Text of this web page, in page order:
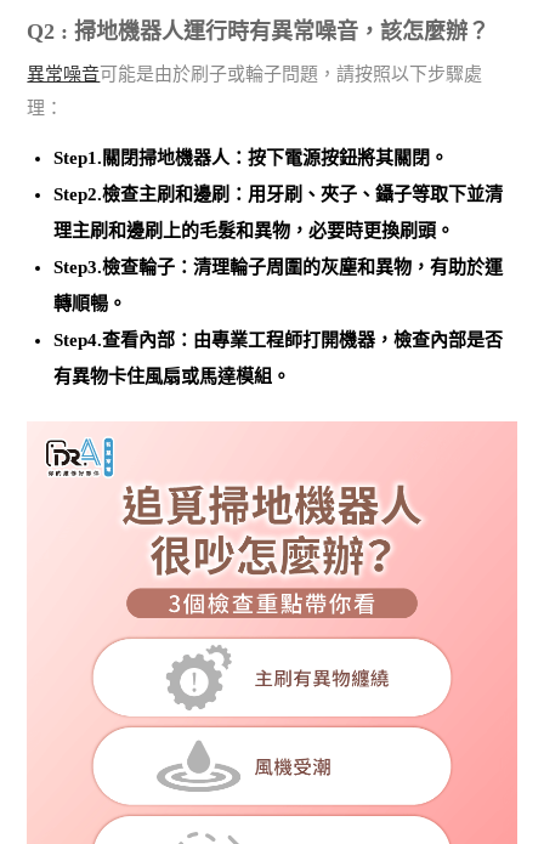
Q2 : 掃地機器人運行時有異常噪音，該怎麼辦？
異常噪音可能是由於刷子或輪子問題，請按照以下步驟處
理：
Step1.關閉掃地機器人：按下電源按鈕將其關閉。
Step2.檢查主刷和邊刷：用牙刷、夾子、鑷子等取下並清
理主刷和邊刷上的毛髮和異物 ，必要時更換刷頭。
Step3.檢查輪子：清理輪子周圍的灰塵和異物 ，有助於運
轉順暢。
Step4.查看內部：由專業工程師打開機器，檢查內部是否
有異物卡住風扇或馬達模組。